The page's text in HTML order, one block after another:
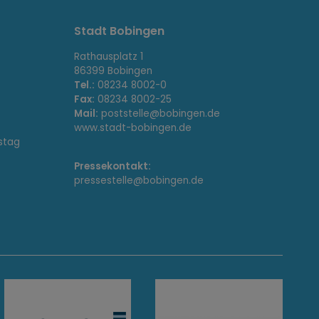
Stadt Bobingen
Rathausplatz 1
86399 Bobingen
Tel.: 08234 8002-0
Fax: 08234 8002-25
Mail: poststelle@bobingen.de
www.stadt-bobingen.de
Pressekontakt:
pressestelle@bobingen.de